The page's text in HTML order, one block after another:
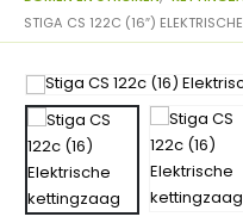
STIGA CS 122C (16″)